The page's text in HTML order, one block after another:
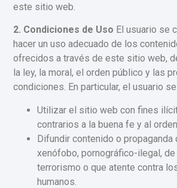
este sitio web.
2. Condiciones de Uso El usuario se
hacer un uso adecuado de los
ofrecidos a través de este sitio web,
la ley, la moral, el orden público y las
condiciones. En particular, el usuario
Utilizar el sitio web con fines
contrarios a la buena fe y al
Difundir contenido o propaganda
xenófobo, pornográfico-ilegal,
terrorismo o que atente contra
humanos.